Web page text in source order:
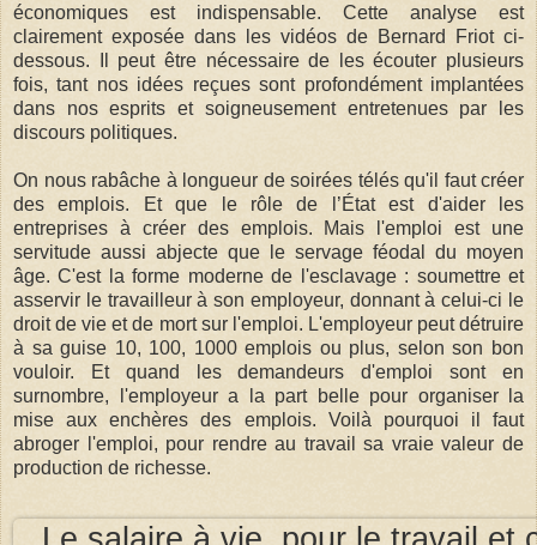
économiques est indispensable. Cette analyse est
clairement exposée dans les vidéos de Bernard Friot ci-
dessous. Il peut être nécessaire de les écouter plusieurs
fois, tant nos idées reçues sont profondément implantées
dans nos esprits et soigneusement entretenues par les
discours politiques.
On nous rabâche à longueur de soirées télés qu'il faut créer
des emplois. Et que le rôle de l’État est d'aider les
entreprises à créer des emplois. Mais l'emploi est une
servitude aussi abjecte que le servage féodal du moyen
âge. C'est la forme moderne de l'esclavage : soumettre et
asservir le travailleur à son employeur, donnant à celui-ci le
droit de vie et de mort sur l'emploi. L'employeur peut détruire
à sa guise 10, 100, 1000 emplois ou plus, selon son bon
vouloir. Et quand les demandeurs d'emploi sont en
surnombre, l'employeur a la part belle pour organiser la
mise aux enchères des emplois. Voilà pourquoi il faut
abroger l'emploi, pour rendre au travail sa vraie valeur de
production de richesse.